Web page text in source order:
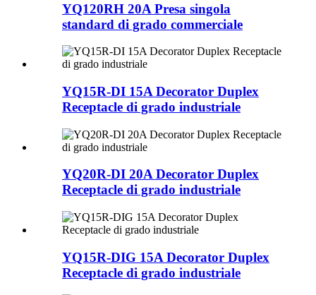
YQ120RH 20A Presa singola
standard di grado commerciale
YQ15R-DI 15A Decorator Duplex
Receptacle di grado industriale
YQ20R-DI 20A Decorator Duplex
Receptacle di grado industriale
YQ15R-DIG 15A Decorator Duplex
Receptacle di grado industriale